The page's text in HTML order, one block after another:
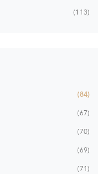
113
84
67
70
69
71